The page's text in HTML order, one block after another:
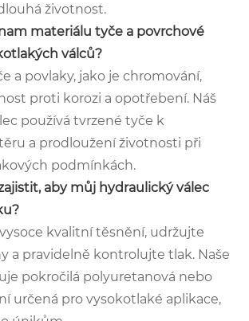
životnost.
materiálu tyče a povrchové
válců?
a povlaky, jako je chromování,
proti korozi a opotřebení. Náš
používá tvrzené tyče k
a prodloužení životnosti při
podmínkách.
aby můj hydraulický válec
kvalitní těsnění, udržujte
a pravidelně kontrolujte tlak. Naše
pokročilá polyuretanová nebo
určená pro vysokotlaké aplikace,